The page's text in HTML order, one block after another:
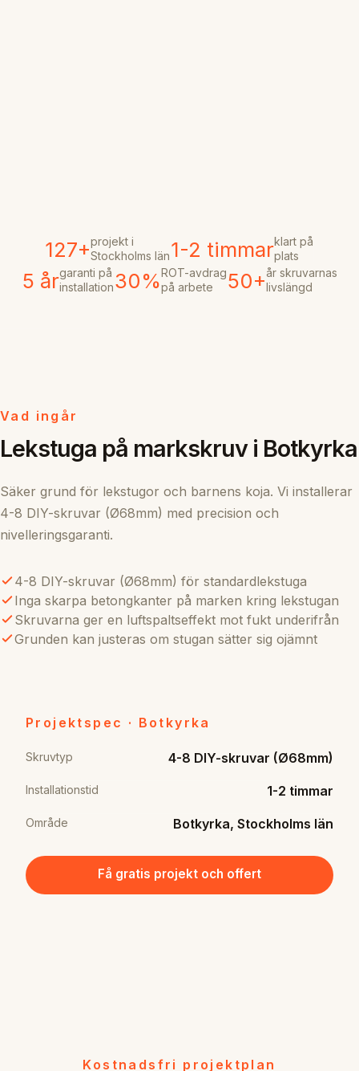
127+projekt i
Stockholms län1-2 timmarklart på
plats
5 årgaranti på
installation30%ROT-avdrag
på arbete
50+år skruvarnas
livslängd
Vad ingår
Lekstuga på markskruv i Botkyrka
Säker grund för lekstugor och barnens koja. Vi installerar
4-8 DIY-skruvar (Ø68mm) med precision och
nivelleringsgaranti.
4-8 DIY-skruvar (Ø68mm) för standardlekstuga
Inga skarpa betongkanter på marken kring lekstugan
Skruvarna ger en luftspaltseffekt mot fukt underifrån
Grunden kan justeras om stugan sätter sig ojämnt
Projektspec · Botkyrka
Skruvtyp 4-8 DIY-skruvar (Ø68mm)
Installationstid 1-2 timmar
Område Botkyrka, Stockholms län
Få gratis projekt och offert
Kostnadsfri projektplan